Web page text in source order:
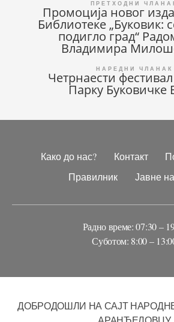
Кретање
чланка
Промоција новог
Библиотеке „Буковик:
подигло град“
Владимира
Четрнаести
Парку Буковичке
Како до нас? Контакт
Правилник
Јавне
Радно време: 07:30 –
Суботом: 8:00 –
ДОБРОДОШЛИ НА САЈТ